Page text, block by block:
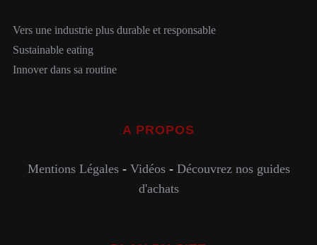
Vers une industrie plus durable et responsable
Sustainable eating
Innover dans sa routine
A PROPOS
Mentions Légales- Vidéos- Découvrez nos guides
d'achats